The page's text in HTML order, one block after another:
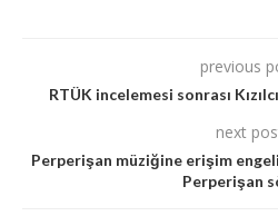
previous
RTÜK incelemesi sonrası
next
Perperişan müziğine erişim
Perperişan